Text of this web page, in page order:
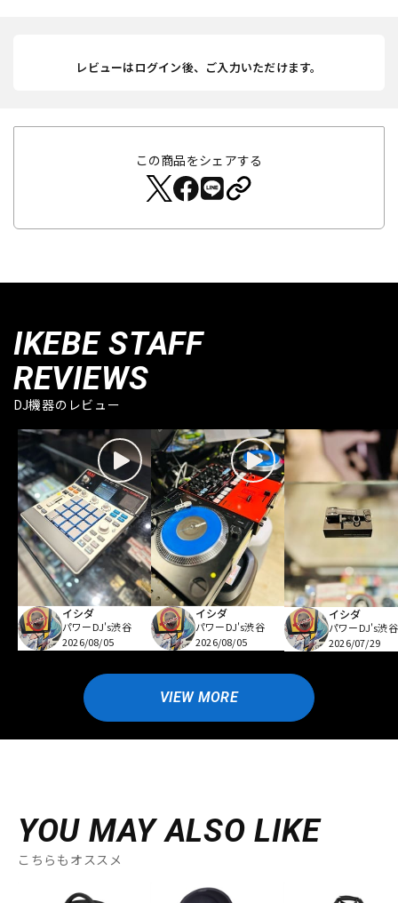
レビューはログイン後、ご入力いただけます。
この商品をシェアする
IKEBE STAFF
REVIEWS
DJ機器のレビュー
イシダ
パワーDJ's渋谷
2026/08/05
イシダ
パワーDJ's渋谷
2026/08/05
イシダ
パワーDJ's渋谷
2026/07/29
VIEW MORE
YOU MAY ALSO LIKE
こちらもオススメ